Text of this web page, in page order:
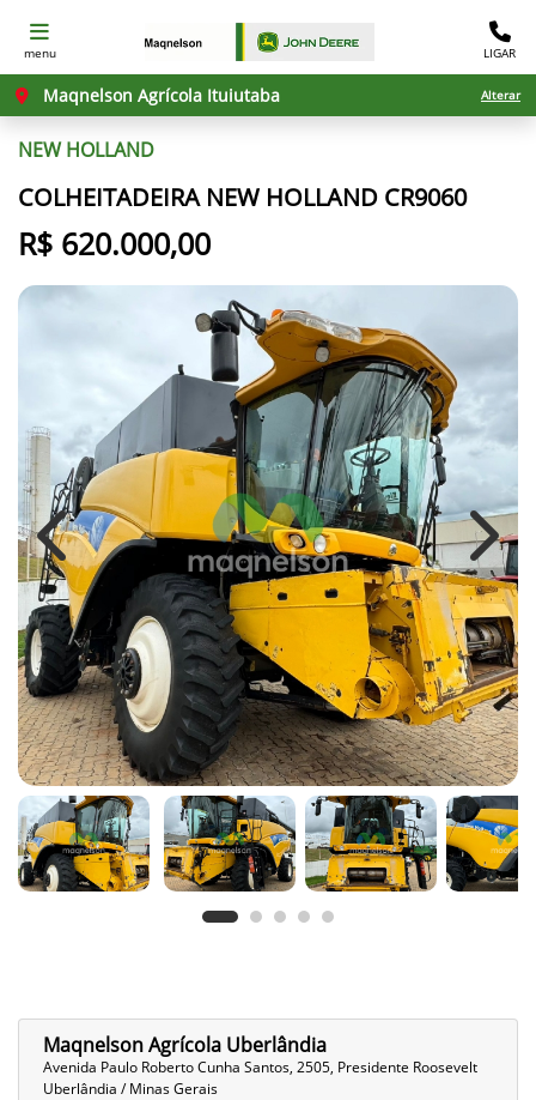
menu LIGAR
Maqnelson Agrícola Ituiutaba Alterar
NEW HOLLAND
COLHEITADEIRA NEW HOLLAND CR9060
R$ 620.000,00
Previous Next
Maqnelson Agrícola Uberlândia
Avenida Paulo Roberto Cunha Santos, 2505, Presidente Roosevelt
Uberlândia / Minas Gerais